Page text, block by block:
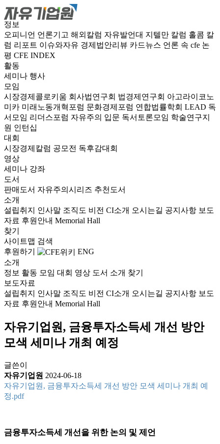
정보
오피니언 언론기고 해외칼럼 자유발언대 지텔만 칼럼 홀콤 칼
럼 리포트 이슈와자유 경제법안리뷰 카드뉴스 언론 속 cfe 논
평 CFE INDEX
활동
세미나 행사
모임
시장경제콜로키움 회사법연구회 법경제연구회 아고라이코노
미카 미래노동개혁포럼 문화경제포럼 연합법률학회 LEAD 독
서모임 리더스포럼 자유주의 입문 독서토론모임 학술연구지
원 인턴십
대회
시장경제칼럼 공모전 독후감대회
영상
세미나 강좌
도서
판매도서 자유주의시리즈 추천도서
소개
설립취지 인사말 조직도 비전 CI소개 오시는길 공지사항 보도
자료 후원안내 Memorial Hall
찾기
사이트맵 검색
후원하기
ENG
소개
정보 활동 모임 대회 영상 도서 소개 찾기
보도자료
설립취지
인사말 조직도 비전 CI소개 오시는길 공지사항 보도
자료 후원안내 Memorial Hall
자유기업원, 금융투자소득세 개선 방안
모색 세미나 개최 예정
글쓴이
자유기업원 2024-06-18
자유기업원, 금융투자소득세 개선 방안 모색 세미나 개최 예
정.pdf
금융투자소득세 개선을 위한 논의 및 제언